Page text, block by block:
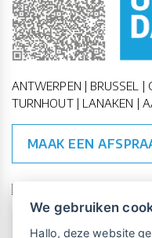
ANTWERPEN | BRUSSEL |
TURNHOUT | LANAKEN |
MAAK EEN
🇪🇺 🇧🇪
We gebruiken
Hallo, deze website